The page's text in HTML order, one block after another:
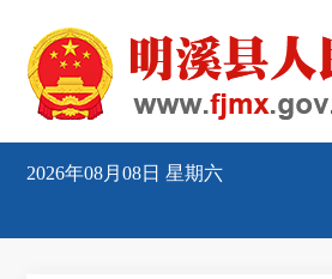
2026年08月08日 星期六